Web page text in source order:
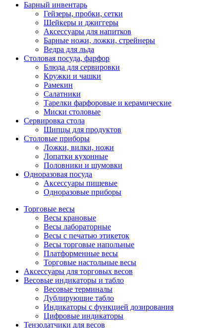
Барный инвентарь
Гейзеры, пробки, сетки
Шейкеры и джиггеры
Аксессуары для напитков
Барные ножи, ложки, стрейнеры
Ведра для льда
Столовая посуда, фарфор
Блюда для сервировки
Кружки и чашки
Рамекин
Салатники
Тарелки фарфоровые и керамические
Миски столовые
Сервировка стола
Щипцы для продуктов
Столовые приборы
Ложки, вилки, ножи
Лопатки кухонные
Половники и шумовки
Одноразовая посуда
Аксессуары пищевые
Одноразовые приборы
Торговые весы
Весы крановые
Весы лабораторные
Весы с печатью этикеток
Весы торговые напольные
Платформенные весы
Торговые настольные весы
Аксессуары для торговых весов
Весовые индикаторы и табло
Весовые терминалы
Дублирующие табло
Индикаторы с функцией дозирования
Цифровые индикаторы
Тензодатчики для весов